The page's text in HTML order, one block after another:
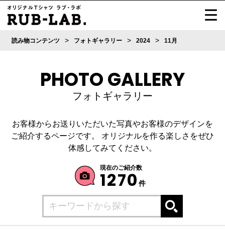
読み物コンテンツ > フォトギャラリー > 2024 > 11月
PHOTO GALLERY
フォトギャラリー
お客様からお送りいただいた写真やお客様のデザインを
ご紹介するページです。
オリジナルを作る楽しさをぜひ
体感してみてください。
現在のご紹介数
1270 件